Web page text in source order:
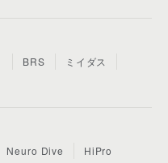
BRS
ミイダス
Neuro Dive HiPro